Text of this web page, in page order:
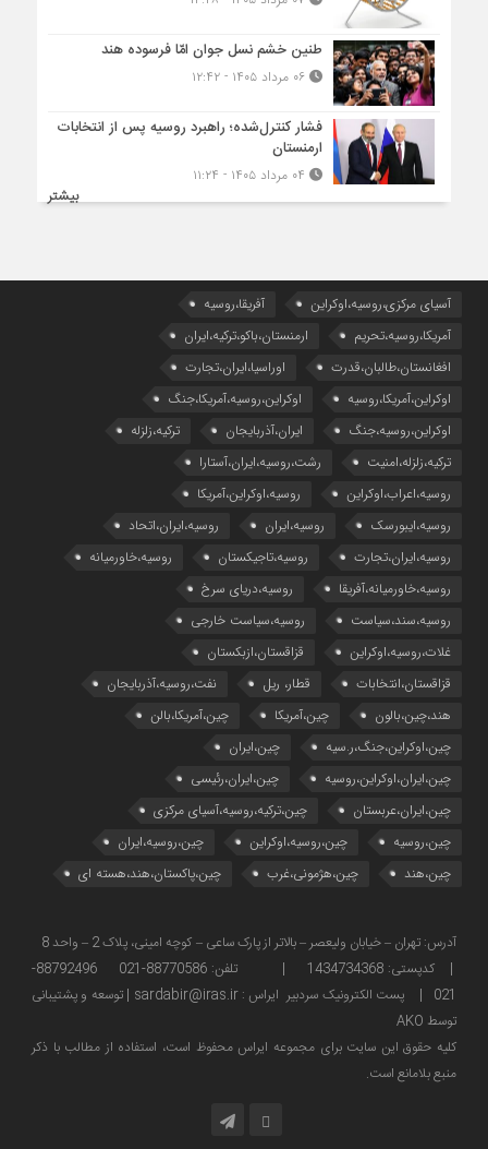
طنین خشم نسل جوان امّا فرسوده هند
۰۶ مرداد ۱۴۰۵ - ۱۲:۴۲
فشار کنترل‌شده؛ راهبرد روسیه پس از انتخابات
ارمنستان
بیشتر
آسیای مرکزی،روسیه،اوکراین
آفریقا،روسیه
آمریکا،روسیه،تحریم
ارمنستان،باکو،ترکیه،ایران
افغانستان،طالبان،قدرت
اوراسیا،ایران،تجارت
اوکراین،آمریکا،روسیه
اوکراین،روسیه،آمریکا،جنگ
اوکراین،روسیه،جنگ
ایران،آذربایجان
ترکیه،زلزله
ترکیه،زلزله،امنیت
رشت،روسیه،ایران،آستارا
روسیه،اعراب،اوکراین
روسیه،اوکراین،آمریکا
روسیه،ایبورسک
روسیه،ایران
روسیه،ایران،اتحاد
روسیه،ایران،تجارت
روسیه،تاجیکستان
روسیه،خاورمیانه
روسیه،خاورمیانه،آفریقا
روسیه،دریای سرخ
روسیه،سند،سیاست
روسیه،سیاست خارجی
غلات،روسیه،اوکراین
قزاقستان،ازبکستان
قزاقستان،انتخابات
قطار، ریل
نفت،روسیه،آذربایجان
هند،چین،بالون
چین،آمریکا
چین،آمریکا،بالن
چین،اوکراین،جنگ،ر.سیه
چین،ایران
چین،ایران،اوکراین،روسیه
چین،ایران،رئیسی
چین،ایران،عربستان
چین،ترکیه،روسیه،آسیای مرکزی
چین،روسیه
چین،روسیه،اوکراین
چین،روسیه،ایران
چین،هند
چین،هژمونی،غرب چین،پاکستان،هند،هسته ای
| کدپستی: 1434734368 | تلفن: 88770586-021 88792496-
021 | پست الکترونیک سردبیر ایراس : sardabir@iras.ir |
توسعه و پشتیبانی
توسط AKO
كليه حقوق این سایت برای مجموعه ایراس محفوظ است، استفاده از مطالب با ذكر
منبع بلامانع است.